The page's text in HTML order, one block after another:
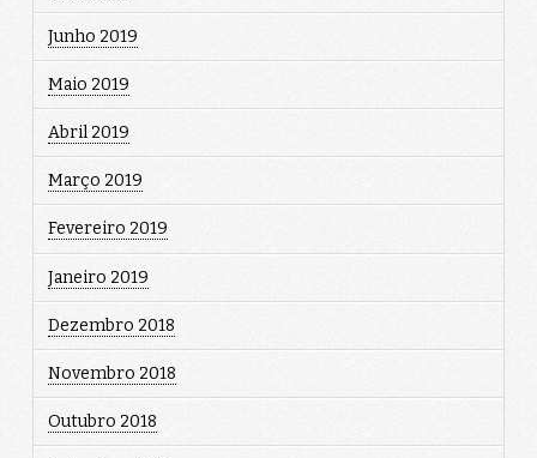
Junho 2019
Maio 2019
Abril 2019
Março 2019
Fevereiro 2019
Janeiro 2019
Dezembro 2018
Novembro 2018
Outubro 2018